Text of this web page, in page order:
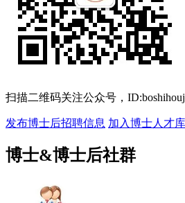
扫描二维码关注公众号，
发布博士后招聘信息 加入博士人才库
博士&博士后社群